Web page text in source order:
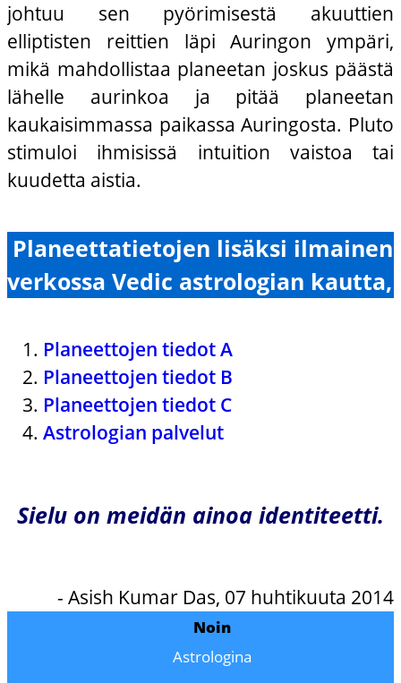
johtuu sen pyörimisestä akuuttien
elliptisten reittien läpi Auringon ympäri,
mikä mahdollistaa planeetan joskus päästä
lähelle aurinkoa ja pitää planeetan
kaukaisimmassa paikassa Auringosta. Pluto
stimuloi ihmisissä intuition vaistoa tai
kuudetta aistia.
Planeettatietojen lisäksi ilmainen
verkossa Vedic astrologian kautta,
Planeettojen tiedot A
Planeettojen tiedot B
Planeettojen tiedot C
Astrologian palvelut
Sielu on meidän ainoa identiteetti.
- Asish Kumar Das, 07 huhtikuuta 2014
Noin
Astrologina